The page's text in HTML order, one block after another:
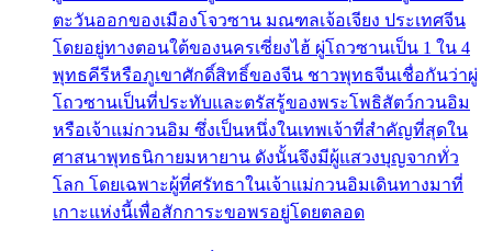
ตะวันออกของเมืองโจวซาน มณฑลเจ้อเจียง ประเทศจีน
โดยอยู่ทางตอนใต้ของนครเซี่ยงไฮ้ ผู่โถวซานเป็น 1 ใน 4
พุทธคีรีหรือภูเขาศักดิ์สิทธิ์ของจีน ชาวพุทธจีนเชื่อกันว่าผู่
โถวซานเป็นที่ประทับและตรัสรู้ของพระโพธิสัตว์กวนอิม
หรือเจ้าแม่กวนอิม ซึ่งเป็นหนึ่งในเทพเจ้าที่สำคัญที่สุดใน
ศาสนาพุทธนิกายมหายาน ดังนั้นจึงมีผู้แสวงบุญจากทั่ว
โลก โดยเฉพาะผู้ที่ศรัทธาในเจ้าแม่กวนอิมเดินทางมาที่
เกาะแห่งนี้เพื่อสักการะขอพรอยู่โดยตลอด